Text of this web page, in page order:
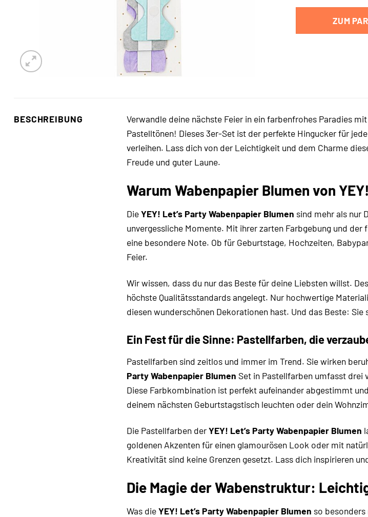
ZUM
BESCHREIBUNG Verwandle deine nächste Feier in ein farbenfrohes Paradies
Pastelltönen! Dieses 3er-Set ist der perfekte Hingucker für
verleihen. Lass dich von der Leichtigkeit und dem Charme
Freude und guter Laune.
Warum Wabenpapier Blumen von
DieYEY! Let’s Party Wabenpapier Blumen sind mehr als nur
unvergessliche Momente. Mit ihrer zarten Farbgebung und
eine besondere Note. Ob für Geburtstage, Hochzeiten,
Feier.
Wir wissen, dass du nur das Beste für deine Liebsten willst.
höchste Qualitätsstandards angelegt. Nur hochwertige
diesen wunderschönen Dekorationen hast. Und das Beste:
Ein Fest für die Sinne: Pastellfarben, die
Pastellfarben sind zeitlos und immer im Trend. Sie wirken
Party Wabenpapier Blumen Set in Pastellfarben umfasst drei
Diese Farbkombination ist perfekt aufeinander abgestimmt
deinem nächsten Geburtstagstisch leuchten oder dein
Die Pastellfarben derYEY! Let’s Party Wabenpapier Blumen
goldenen Akzenten für einen glamourösen Look oder mit
Kreativität sind keine Grenzen gesetzt. Lass dich inspirieren
Die Magie der Wabenstruktur:
Was dieYEY! Let’s Party Wabenpapier Blumen so